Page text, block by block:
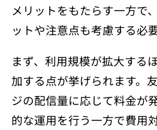
メリットをもたらす一方で
ットや注意点も考慮する必
まず、利用規模が拡大する
加する点が挙げられます。
ジの配信量に応じて料金が
的な運用を行う一方で費用